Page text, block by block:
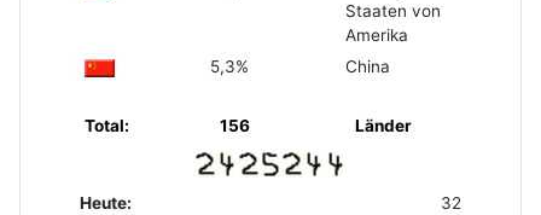
Staaten von
Amerika
5,3%
China
Total: 156 Länder
Heute:
32